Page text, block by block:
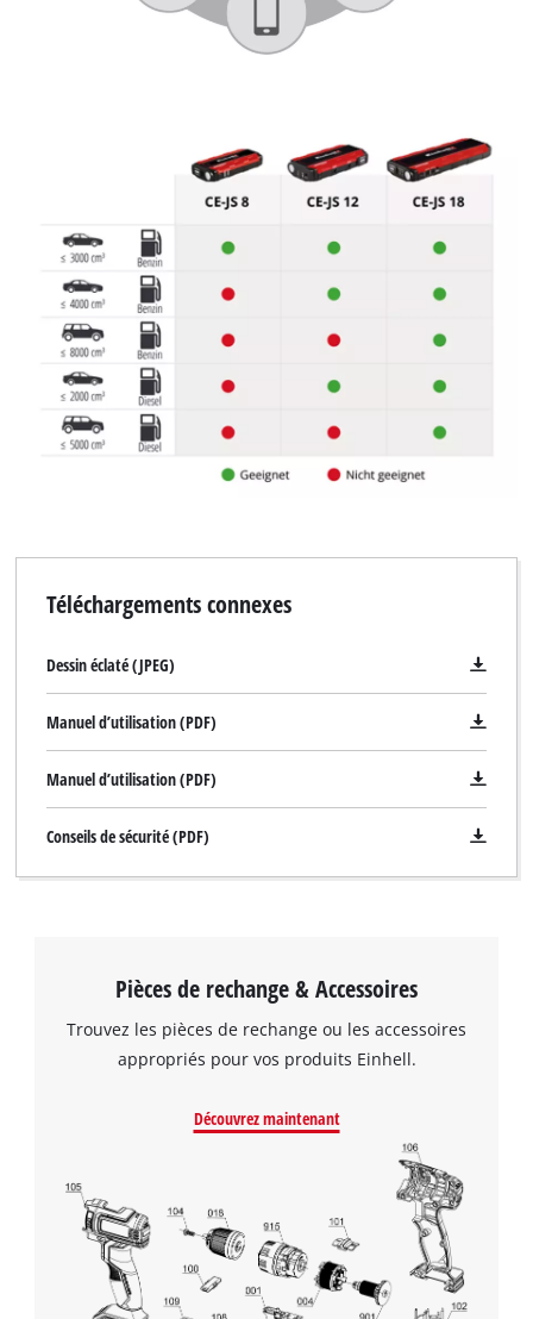
to the list of technologies used.
Powered byUsercentrics Consent
Téléchargements connexes
Dessin éclaté (JPEG)
Manuel d’utilisation (PDF)
Manuel d’utilisation (PDF)
Conseils de sécurité (PDF)
Pièces de rechange & Accessoires
Trouvez les pièces de rechange ou les accessoires
appropriés pour vos produits Einhell.
Découvrez maintenant